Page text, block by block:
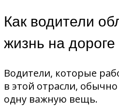
Как водители
жизнь на дороге
Водители, которые
в этой отрасли,
одну важную вещь.